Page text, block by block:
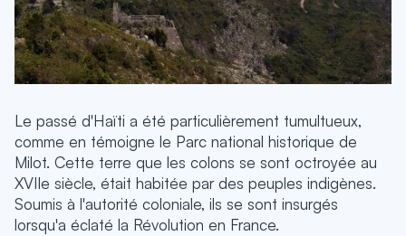
Le passé d'Haïti a été particulièrement tumultueux,
comme en témoigne le Parc national historique de
Milot. Cette terre que les colons se sont octroyée au
XVIIe siècle, était habitée par des peuples indigènes.
Soumis à l'autorité coloniale, ils se sont insurgés
lorsqu'a éclaté la Révolution en France.